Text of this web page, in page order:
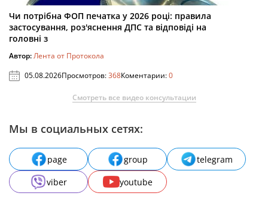
Чи потрібна ФОП печатка у 2026 році: правила
застосування, роз'яснення ДПС та відповіді на
головні з
Автор:Лента от Протокола
05.08.2026Просмотров:368Коментарии:0
Смотреть все видео консультации
Мы в социальных сетях:
page group
telegram
viber
youtube